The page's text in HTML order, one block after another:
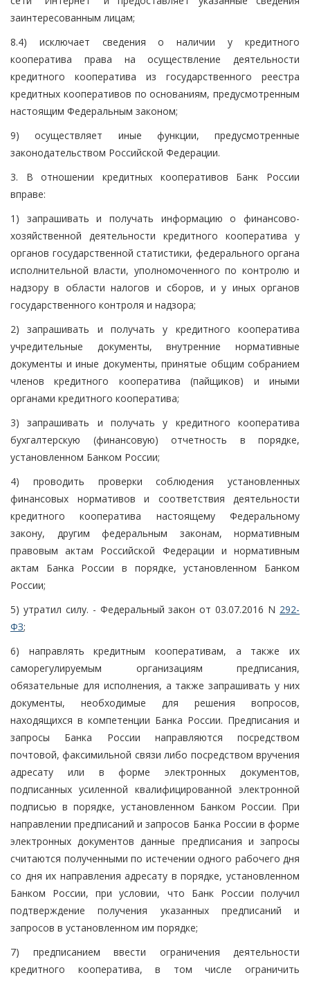
заинтересованным лицам;
8.4) исключает сведения о наличии у кредитного
кооператива права на осуществление деятельности
кредитного кооператива из государственного реестра
кредитных кооперативов по основаниям, предусмотренным
настоящим Федеральным законом;
9) осуществляет иные функции, предусмотренные
законодательством Российской Федерации.
3. В отношении кредитных кооперативов Банк России
вправе:
1) запрашивать и получать информацию о финансово-
хозяйственной деятельности кредитного кооператива у
органов государственной статистики, федерального органа
исполнительной власти, уполномоченного по контролю и
надзору в области налогов и сборов, и у иных органов
государственного контроля и надзора;
2) запрашивать и получать у кредитного кооператива
учредительные документы, внутренние нормативные
документы и иные документы, принятые общим собранием
членов кредитного кооператива (пайщиков) и иными
органами кредитного кооператива;
3) запрашивать и получать у кредитного кооператива
бухгалтерскую (финансовую) отчетность в порядке,
установленном Банком России;
4) проводить проверки соблюдения установленных
финансовых нормативов и соответствия деятельности
кредитного кооператива настоящему Федеральному
закону, другим федеральным законам, нормативным
правовым актам Российской Федерации и нормативным
актам Банка России в порядке, установленном Банком
России;
5) утратил силу. - Федеральный закон от 03.07.2016 N 292-
ФЗ;
6) направлять кредитным кооперативам, а также их
саморегулируемым организациям предписания,
обязательные для исполнения, а также запрашивать у них
документы, необходимые для решения вопросов,
находящихся в компетенции Банка России. Предписания и
запросы Банка России направляются посредством
почтовой, факсимильной связи либо посредством вручения
адресату или в форме электронных документов,
подписанных усиленной квалифицированной электронной
подписью в порядке, установленном Банком России. При
направлении предписаний и запросов Банка России в форме
электронных документов данные предписания и запросы
считаются полученными по истечении одного рабочего дня
со дня их направления адресату в порядке, установленном
Банком России, при условии, что Банк России получил
подтверждение получения указанных предписаний и
запросов в установленном им порядке;
7) предписанием ввести ограничения деятельности
кредитного кооператива, в том числе ограничить